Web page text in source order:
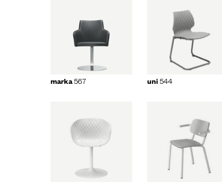
marka567
uni544
uni544
uni391
hull628 marka
dp